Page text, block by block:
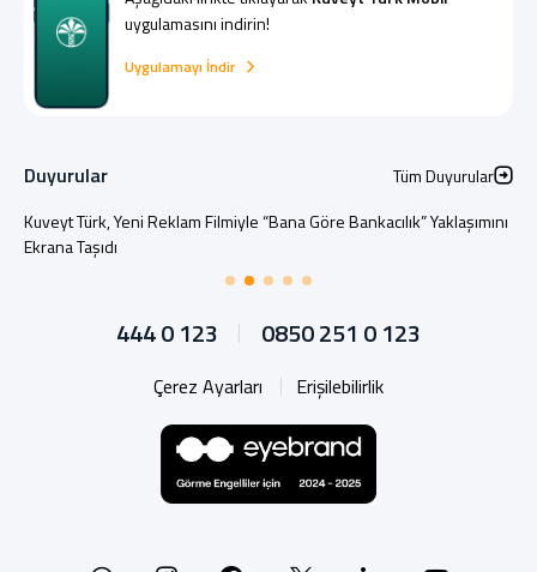
uygulamasını indirin!
Uygulamayı İndir
Duyurular
Tüm Duyurular
Kuveyt Türk, Yeni Reklam Filmiyle “Bana Göre Bankacılık” Yaklaşımını
Ekrana Taşıdı
444 0 123 0850 251 0 123
Çerez Ayarları Erişilebilirlik